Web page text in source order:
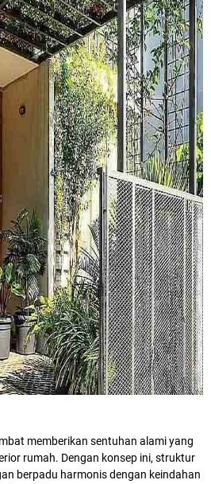
memberikan sentuhan alami yang
rumah. Dengan konsep ini, struktur
berpadu harmonis dengan keindahan